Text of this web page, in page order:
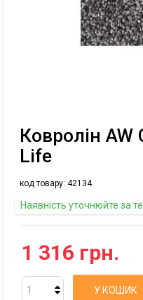
Ковролін AW
Life
код товару: 42134
Наявність уточнюйте за
1 316 грн.
У КОШИК